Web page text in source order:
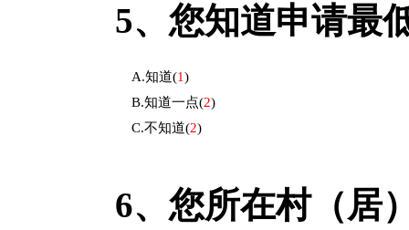
5、 您知道申请最
A.知道(1)
B.知道一点(2)
C.不知道(2)
6、 您所在村（居